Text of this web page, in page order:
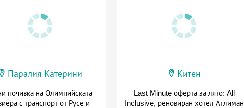
Паралия Катерини
почивка на Олимпийската
с транспорт от Русе и
Китен
Last Minute оферта за лято: All
Inclusive, реновиран хотел Атлиман